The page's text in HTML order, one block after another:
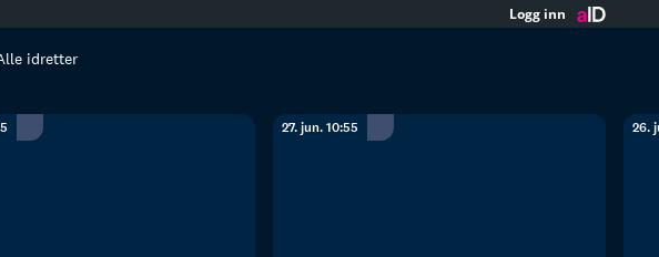
Logg inn
idretter
27. jun. 10:55 26.